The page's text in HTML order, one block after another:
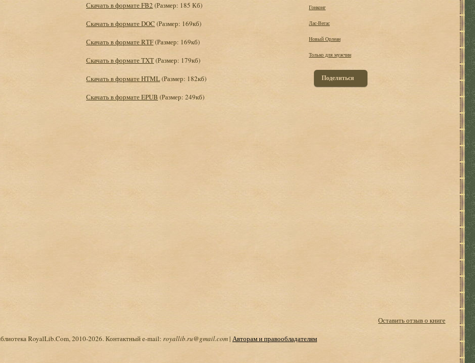
Скачать в формате FB2 (Размер: 185 Кб)
Скачать в формате DOC (Размер: 169кб)
Скачать в формате RTF(Размер: 169кб)
Скачать в формате TXT(Размер: 179кб)
Скачать в формате HTML(Размер: 182кб)
Скачать в формате EPUB (Размер: 249кб)
Гонконг
Лас-Вегас
Новый Орлеан
Только для мужчин
Поделиться
Оставить отзыв о книге
RoyalLib.Com, 2010-2026. Контактный e-mail: royallib.ru@gmail.com| Авторам и правообладателям